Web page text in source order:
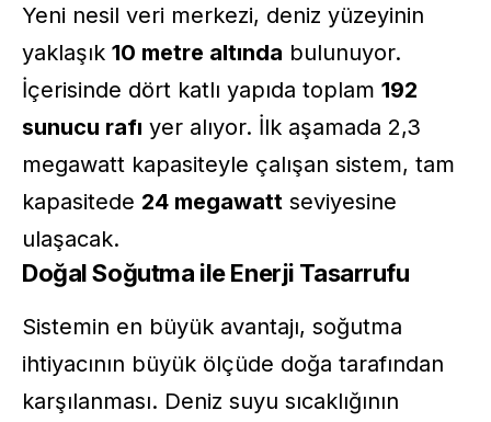
Yeni nesil veri merkezi, deniz yüzeyinin
yaklaşık 10 metre altında bulunuyor.
İçerisinde dört katlı yapıda toplam 192
sunucu rafı yer alıyor. İlk aşamada 2,3
megawatt kapasiteyle çalışan sistem, tam
kapasitede 24 megawatt seviyesine
ulaşacak.
Doğal Soğutma ile Enerji Tasarrufu
Sistemin en büyük avantajı, soğutma
ihtiyacının büyük ölçüde doğa tarafından
karşılanması. Deniz suyu sıcaklığının